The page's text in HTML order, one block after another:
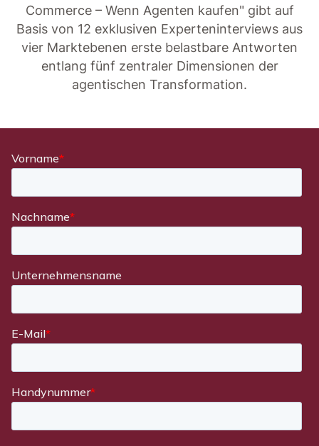
Commerce – Wenn Agenten kaufen" gibt auf
Basis von 12 exklusiven Experteninterviews aus
vier Marktebenen erste belastbare Antworten
entlang fünf zentraler Dimensionen der
agentischen Transformation.